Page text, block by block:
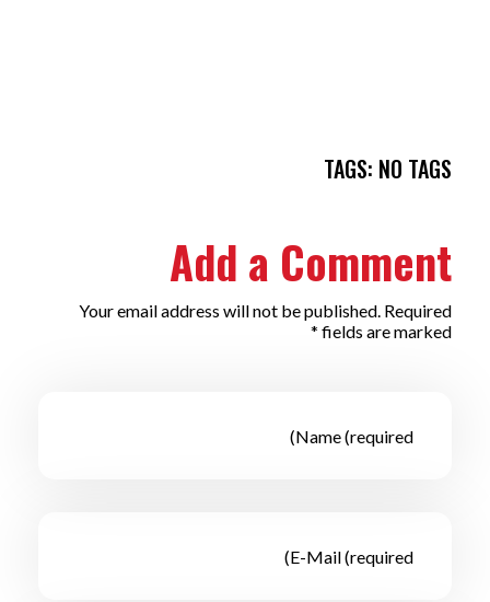
TAGS: NO TAGS
Add a Comment
Your email address will not be published. Required
fields are marked *